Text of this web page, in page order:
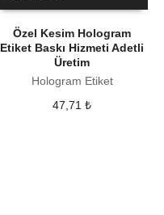
Özel Kesim Hologram
Etiket Baskı Hizmeti Adetli
Üretim
Hologram Etiket
47,71₺